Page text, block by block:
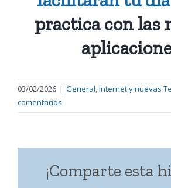
practica con las
03/02/2026 | General,Internet y nuevas
comentarios
¡Comparte esta